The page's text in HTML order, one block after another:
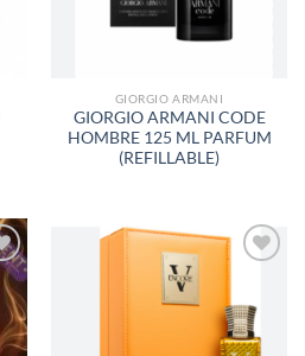
GIORGIO ARMANI
GIORGIO ARMANI CODE
HOMBRE 125 ML PARFUM
(REFILLABLE)
AÑADIR
A LA
LISTA
DE